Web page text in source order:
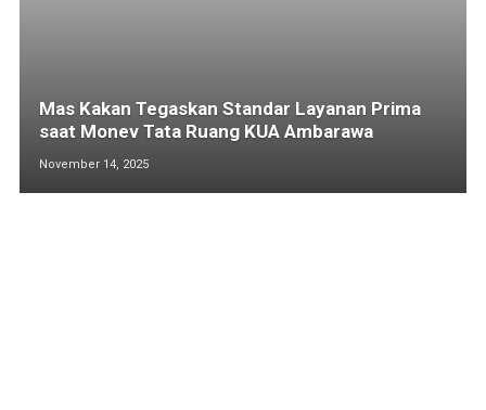
Mas Kakan Tegaskan Standar Layanan Prima
saat Monev Tata Ruang KUA Ambarawa
November 14, 2025